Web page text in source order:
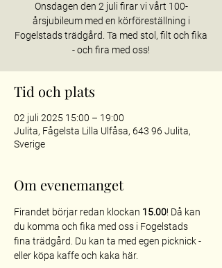
Onsdagen den 2 juli firar vi vårt 100-
årsjubileum med en körföreställning i
Fogelstads trädgård. Ta med stol, filt och fika
Tid och plats
02 juli 2025 15:00 – 19:00
Julita, Fågelsta Lilla Ulfåsa, 643 96 Julita,
Sverige
Om evenemanget
Firandet börjar redan klockan 15.00! Då kan
du komma och fika med oss i Fogelstads
fina trädgård. Du kan ta med egen picknick -
eller köpa kaffe och kaka här.